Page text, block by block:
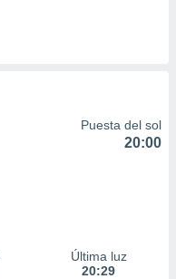
Puesta del sol
20:00
Última luz
20:29